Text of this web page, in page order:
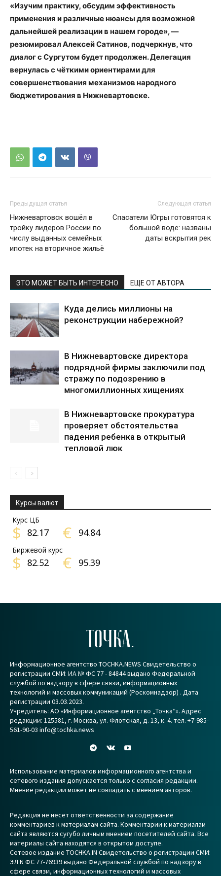
«Изучим практику, обсудим эффективность
применения и различные нюансы для возможной
дальнейшей реализации в нашем городе», —
резюмировал Алексей Сатинов, подчеркнув, что
диалог с Сургутом будет продолжен. Делегация
вернулась с чёткими ориентирами для
совершенствования механизмов народного
бюджетирования в Нижневартовске.
Предыдущая статья
Нижневартовск вошёл в
тройку лидеров России по
числу выданных семейных
ипотек на вторичное жильё
Следующая статья
Спасатели Югры готовятся к
большой воде: названы
даты вскрытия рек
ЭТО МОЖЕТ БЫТЬ ИНТЕРЕСНО ЕЩЕ ОТ АВТОРА
Куда делись миллионы на
реконструкции набережной?
В Нижневартовске директора
подрядной фирмы заключили под
стражу по подозрению в
многомиллионных хищениях
В Нижневартовске прокуратура
проверяет обстоятельства
падения ребенка в открытый
тепловой люк
Курсы валют
Курс ЦБ
$ 82.17 € 94.84
Биржевой курс
$ 82.52 € 95.39
ТОЧКА.
Информационное агентство TOCHKA.NEWS Свидетельство о
регистрации СМИ: ИА № ФС 77 - 84844 выдано Федеральной
службой по надзору в сфере связи, информационных
технологий и массовых коммуникаций (Роскомнадзор) . Дата
регистрации 03.03.2023.
Учредитель: АО «Информационное агентство „Точка“». Адрес
редакции: 125581, г. Москва, ул. Флотская, д. 13, к. 4. тел. +7-985-
561-90-03 info@tochka.news
Использование материалов информационного агентства и
сетевого издания допускается только с согласия редакции.
Мнение редакции может не совпадать с мнением авторов.
Редакция не несет ответственности за содержание
комментариев к материалам сайта. Комментарии к материалам
сайта являются сугубо личным мнением посетителей сайта. Все
материалы сайта находятся в открытом доступе.
Сетевое издание TOCHKA.IN Свидетельство о регистрации СМИ:
ЭЛ N ФС 77-76939 выдано Федеральной службой по надзору в
сфере связи, информационных технологий и массовых